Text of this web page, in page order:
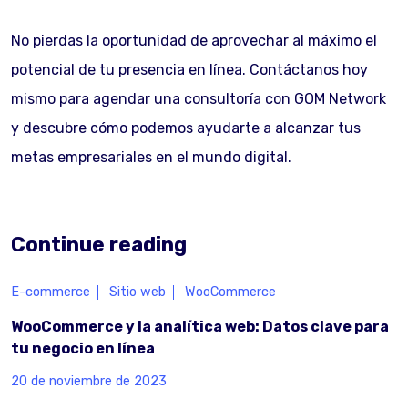
No pierdas la oportunidad de aprovechar al máximo el
potencial de tu presencia en línea. Contáctanos hoy
mismo para agendar una consultoría con GOM Network
y descubre cómo podemos ayudarte a alcanzar tus
metas empresariales en el mundo digital.
Continue reading
E-commerce Sitio web WooCommerce
WooCommerce y la analítica web: Datos clave para
tu negocio en línea
20 de noviembre de 2023